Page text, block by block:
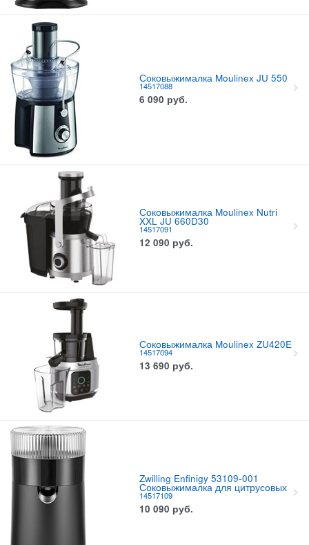
Соковыжималка Moulinex JU 550
14517088
6 090 руб.
Соковыжималка Moulinex Nutri
XXL JU 660D30
14517091
12 090 руб.
Соковыжималка Moulinex ZU420E
14517094
13 690 руб.
Zwilling Enfinigy 53109-001
Соковыжималка для цитрусовых
14517109
10 090 руб.